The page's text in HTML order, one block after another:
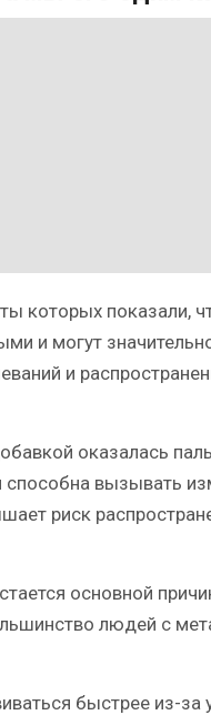
которых показали,
и могут
и
оказалась
вызывать
риск
основной
людей с
быстрее из-за